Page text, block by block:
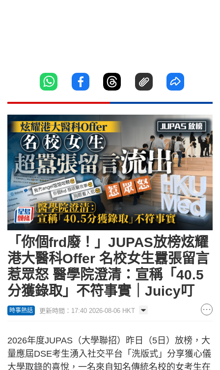
「你個frd廢！」JUPAS放榜炫耀
港大醫科Offer 名校女生囂張留言
惹眾怒 醫學院澄清：宣稱「40.5
分獲錄取」不符事實｜Juicy叮
時事熱話 更新時間：17:40 2026-08-06 HKT
2026年度JUPAS（大學聯招）昨日（5日）放榜，大
量應屆DSE考生湧入社交平台「洗版式」分享獲心儀
大學取錄的喜悅，一名來自知名傳統名校的女考生在